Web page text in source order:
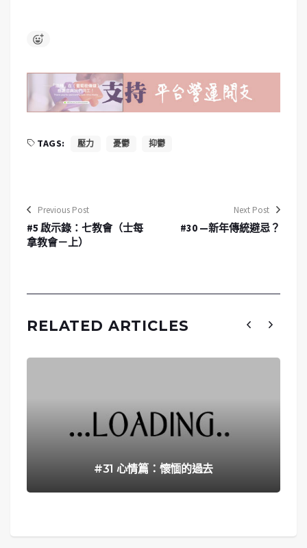
TAGS: 壓力 憂鬱 抑鬱
Previous Post
#5 啟示錄：七教會（士每
拿教會－上）
Next Post
#30 —新年傳統避忌？
RELATED ARTICLES
#31 心情篇：懷愐的過去